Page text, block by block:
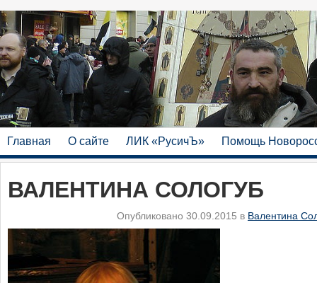
Главная О сайте ЛИК «РусичЪ» Помощь
ВАЛЕНТИНА СОЛОГУБ
Опубликовано 30.09.2015 в Валентина